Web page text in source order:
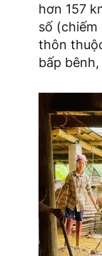
hơn 157
số (chiếm
thôn
bấp